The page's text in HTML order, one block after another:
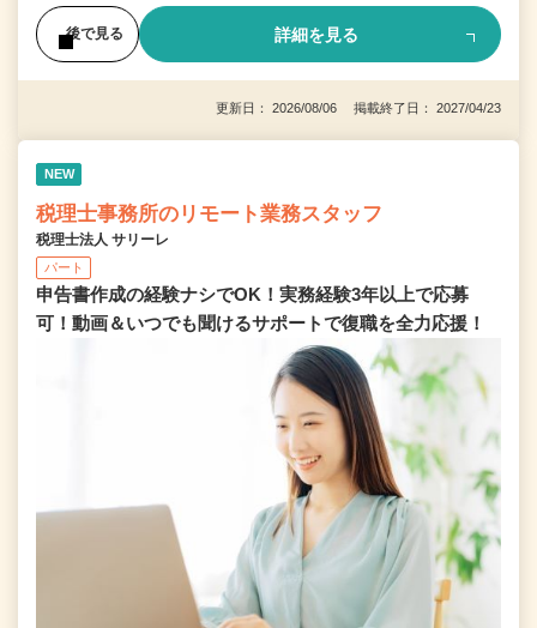
後で見る 詳細を見る
更新日： 2026/08/06 掲載終了日： 2027/04/23
NEW
税理士事務所のリモート業務スタッフ
税理士法人 サリーレ
パート
申告書作成の経験ナシでOK！実務経験3年以上で応募
可！動画＆いつでも聞けるサポートで復職を全⼒応援！